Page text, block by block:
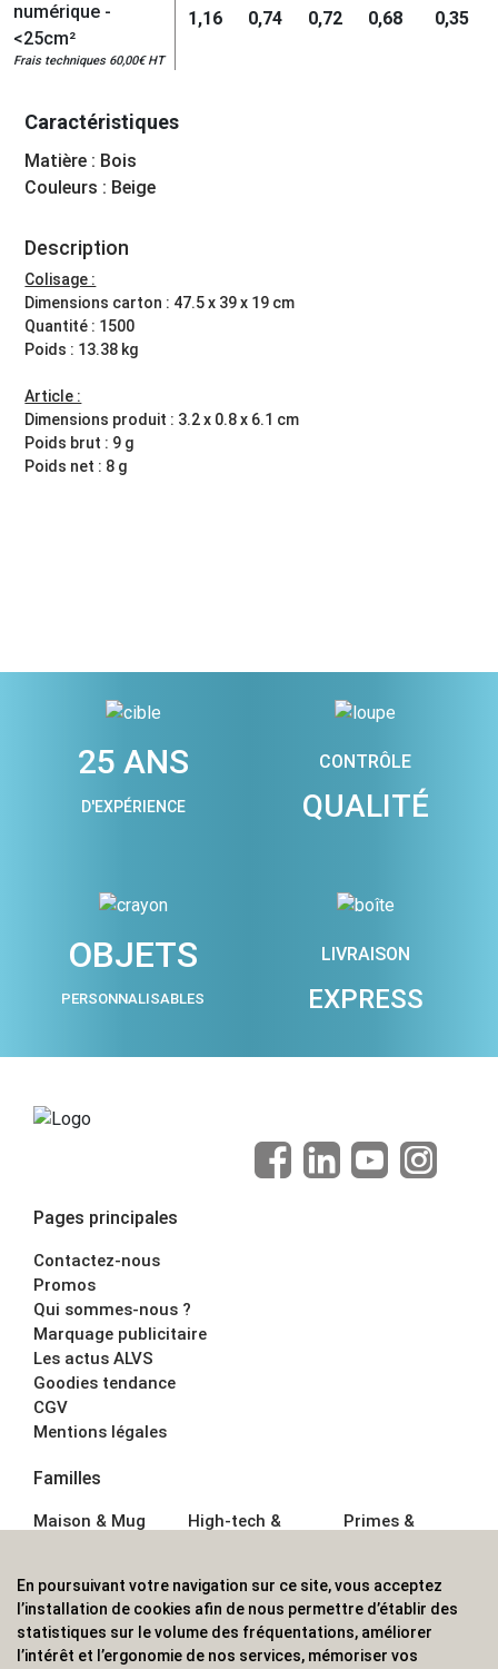
numérique -
<25cm²
Frais techniques 60,00€ HT
1,16 0,74 0,72 0,68 0,35
Caractéristiques
Matière : Bois
Couleurs : Beige
Description
Colisage :
Dimensions carton : 47.5 x 39 x 19 cm
Quantité : 1500
Poids : 13.38 kg
Article :
Dimensions produit : 3.2 x 0.8 x 6.1 cm
Poids brut : 9 g
Poids net : 8 g
25 ANS
D'EXPÉRIENCE
CONTRÔLE
QUALITÉ
OBJETS
PERSONNALISABLES
LIVRAISON
EXPRESS
Pages principales
Contactez-nous
Promos
Qui sommes-nous ?
Marquage publicitaire
Les actus ALVS
Goodies tendance
CGV
Mentions légales
Familles
Maison & Mug
Écriture
Bagagerie sacs
High-tech &
Sport &
Outdoor
Enfant
Primes &
Boisson
Textile &
Casquette
En poursuivant votre navigation sur ce site, vous acceptez
l’installation de cookies afin de nous permettre d’établir des
statistiques sur le volume des fréquentations, améliorer
l’intérêt et l’ergonomie de nos services, mémoriser vos